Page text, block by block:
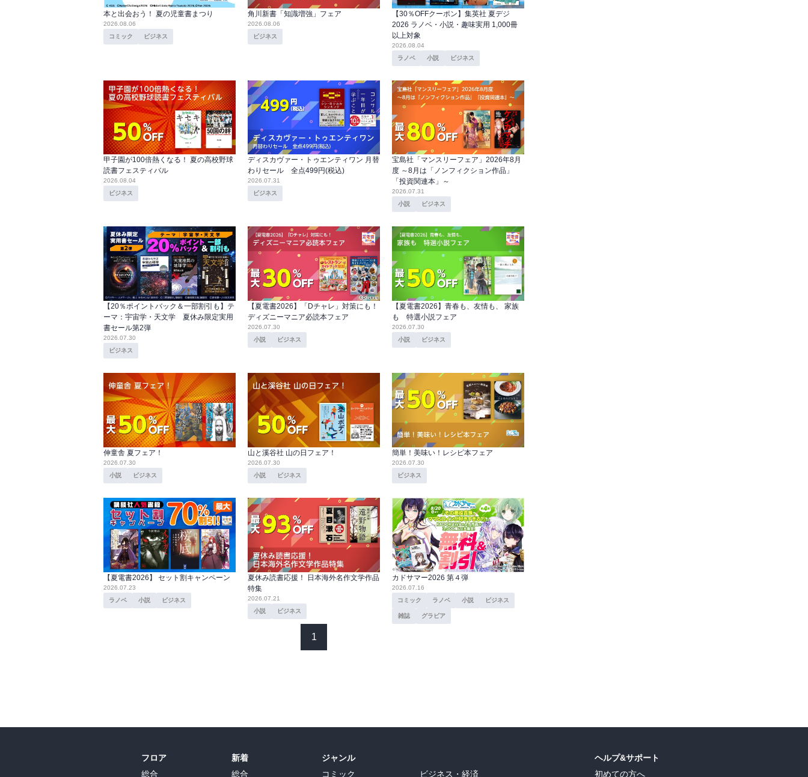
本と出会おう！ 夏の児童書まつり
2026.08.06
コミック
ビジネス
角川新書「知識増強」フェア
2026.08.06
ビジネス
【30％OFFクーポン】集英社 夏デジ
2026 ラノベ・小説・趣味実用 1,000冊
以上対象
2026.08.04
ラノベ
小説 ビジネス
甲子園が100倍熱くなる！ 夏の高校野球
読書フェスティバル
2026.08.04
ビジネス
ディスカヴァー・トゥエンティワン 月替
わりセール 全点499円(税込)
2026.07.31
ビジネス
宝島社「マンスリーフェア」2026年8月
度 ～8月は「ノンフィクション作品」
「投資関連本」～
2026.07.31
小説
ビジネス
【20％ポイントバック＆一部割引も】テ
ーマ：宇宙学・天文学 夏休み限定実用
書セール第2弾
2026.07.30
ビジネス
【夏電書2026】「Dチャレ」対策にも！
ディズニーマニア必読本フェア
2026.07.30
小説
ビジネス
【夏電書2026】青春も、友情も、 家族
も 特選小説フェア
2026.07.30
小説
ビジネス
伸童舎 夏フェア！
2026.07.30
小説
ビジネス
山と溪谷社 山の日フェア！
2026.07.30
小説
ビジネス
簡単！美味い！レシピ本フェア
2026.07.30
ビジネス
【夏電書2026】 セット割キャンペーン
2026.07.23
ラノベ
小説 ビジネス
夏休み読書応援！ 日本海外名作文学作品
特集
2026.07.21
小説
ビジネス
カドサマー2026 第４弾
2026.07.16
コミック
ラノベ 小説 ビジネス
雑誌 グラビア
1
フロア
総合
新着
総合
ジャンル
コミック
ビジネス・経済
ヘルプ&サポート
初めての方へ